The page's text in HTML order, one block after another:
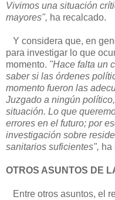
Vivimos una situación
mayores", ha recalcado.
Y considera que, en
para investigar lo que
momento. "Hace falta un
saber si las órdenes
momento fueron las
Juzgado a ningún
situación. Lo que
errores en el futuro; por
investigación sobre
sanitarios suficientes", ha
OTROS ASUNTOS DE
Entre otros asuntos, el